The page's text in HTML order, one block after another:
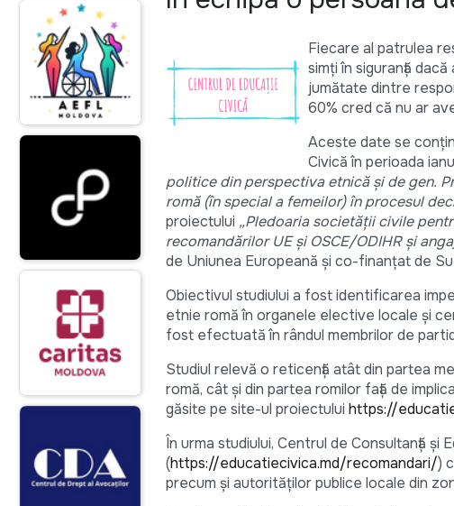
Fiecare al patrulea
simți în siguranță
jumătate dintre
60% cred că nu ar
Aceste date se
Civică în perioada
politice din perspectiva etnică și de gen.
romă (în special a femeilor) în procesul
proiectului „Pledoaria societăţii civile
recomandărilor UE și OSCE/ODIHR și
de Uniunea Europeană şi co-finanţat de
Obiectivul studiului a fost identificarea
etnie romă în organele elective locale și
fost efectuată în rândul membrilor de
Studiul relevă o reticență atât din partea
romă, cât și din partea romilor față de
găsite pe site-ul proiectului https://
În urma studiului, Centrul de Consultanță
(https://educatiecivica.md/recomandari/)
precum și autorităților publice locale din